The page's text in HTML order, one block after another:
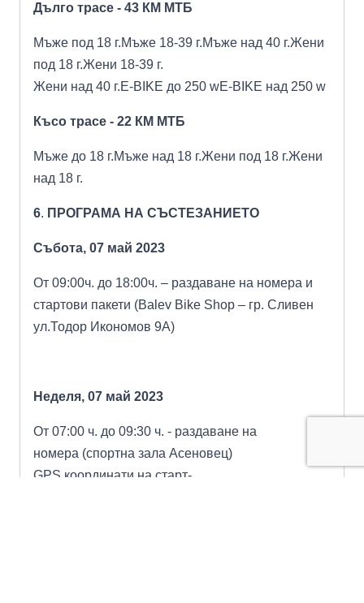
Дълго трасе - 43 КМ МТБ
Mъже под 18 г.Mъже 18-39 г.Mъже над 40 г.Жени
под 18 г.Жени 18-39 г.
Жени над 40 г.E-BIKE до 250 wE-BIKE над 250 w
Късо трасе - 22 КМ МТБ
Mъже до 18 г.Mъже над 18 г.Жени под 18 г.Жени
над 18 г.
6. ПРОГРАМА НА СЪСТЕЗАНИЕТО
Събота, 07 май 2023
От 09:00ч. до 18:00ч. – раздаване на номера и
стартови пакети (Balev Bike Shop – гр. Сливен
ул.Тодор Икономов 9А)
Неделя, 07 май 2023
От 07:00 ч. до 09:30 ч. - раздаване на
номера (спортна зала Асеновец)
GPS координати на старт-